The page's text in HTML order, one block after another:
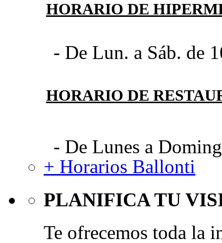
HORARIO DE
- De Lun. a Sáb. de
HORARIO DE
- De Lunes a
+ Horarios Ballonti
PLANIFICA TU
Te ofrecemos toda la